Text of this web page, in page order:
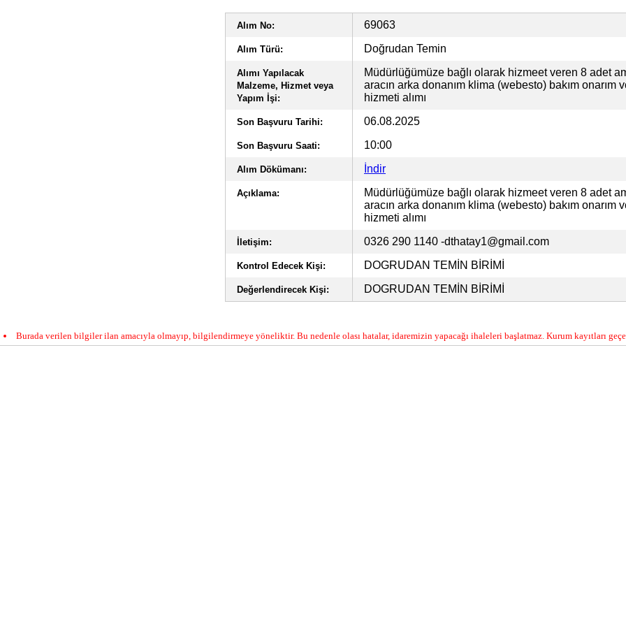
Alım No: 69063
Alım Türü: Doğrudan Temin
Alımı Yapılacak
Malzeme, Hizmet veya
Yapım İşi:
Müdürlüğümüze bağlı olarak hizmeet veren 8 adet
aracın arka donanım klima (webesto) bakım onarım
hizmeti alımı
Son Başvuru Tarihi: 06.08.2025
Son Başvuru Saati: 10:00
Alım Dökümanı: İndir
Açıklama:
Müdürlüğümüze bağlı olarak hizmeet veren 8 adet
aracın arka donanım klima (webesto) bakım onarım
hizmeti alımı
İletişim: 0326 290 1140 -dthatay1@gmail.com
Kontrol Edecek Kişi: DOGRUDAN TEMİN BİRİMİ
Değerlendirecek Kişi: DOGRUDAN TEMİN BİRİMİ
Burada verilen bilgiler ilan amacıyla olmayıp, bilgilendirmeye yöneliktir. Bu nedenle olası hatalar, idaremizin yapacağı ihaleleri başlatmaz. Kurum kayıtları